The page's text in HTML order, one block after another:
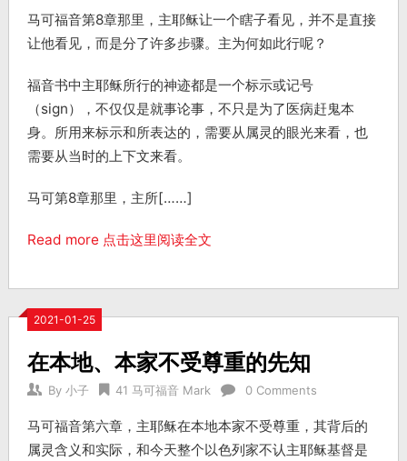
马可福音第8章那里，主耶稣让一个瞎子看见，并不是直接
让他看见，而是分了许多步骤。主为何如此行呢？
福音书中主耶稣所行的神迹都是一个标示或记号
（sign），不仅仅是就事论事，不只是为了医病赶鬼本
身。所用来标示和所表达的，需要从属灵的眼光来看，也
需要从当时的上下文来看。
马可第8章那里，主所[……]
Read more 点击这里阅读全文
2021-01-25
在本地、本家不受尊重的先知
By 小子 41 马可福音 Mark 0 Comments
马可福音第六章，主耶稣在本地本家不受尊重，其背后的
属灵含义和实际，和今天整个以色列家不认主耶稣基督是